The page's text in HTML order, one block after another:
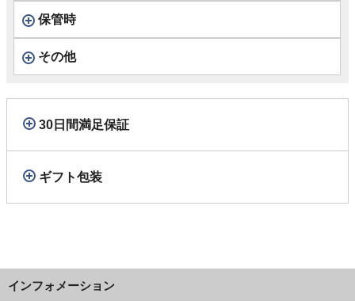
保管時
その他
30日間満足保証
ギフト包装
インフォメーション